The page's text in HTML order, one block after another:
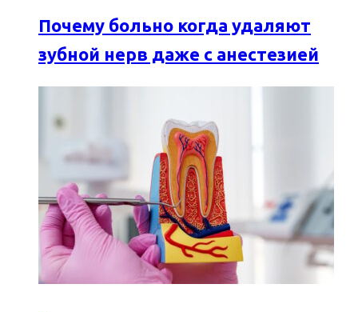
Почему больно когда удаляют
зубной нерв даже с анестезией